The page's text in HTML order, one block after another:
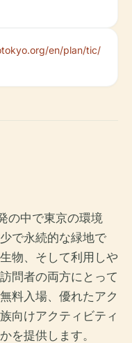
en/plan/tic/
の中で東京の環境
で永続的な緑地で
物、そして利用しや
問者の両方にとって
料入場、優れたアク
向けアクティビティ
を提供します。